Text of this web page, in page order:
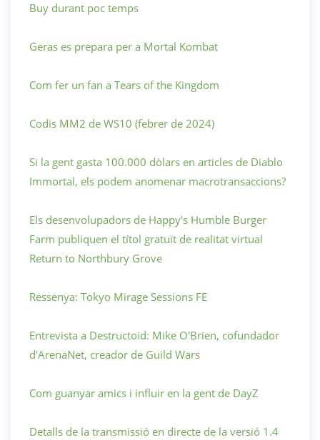
Buy durant poc temps
Geras es prepara per a Mortal Kombat
Com fer un fan a Tears of the Kingdom
Codis MM2 de WS10 (febrer de 2024)
Si la gent gasta 100.000 dòlars en articles de Diablo
Immortal, els podem anomenar macrotransaccions?
Els desenvolupadors de Happy's Humble Burger
Farm publiquen el títol gratuït de realitat virtual
Return to Northbury Grove
Ressenya: Tokyo Mirage Sessions FE
Entrevista a Destructoid: Mike O'Brien, cofundador
d'ArenaNet, creador de Guild Wars
Com guanyar amics i influir en la gent de DayZ
Detalls de la transmissió en directe de la versió 1.4